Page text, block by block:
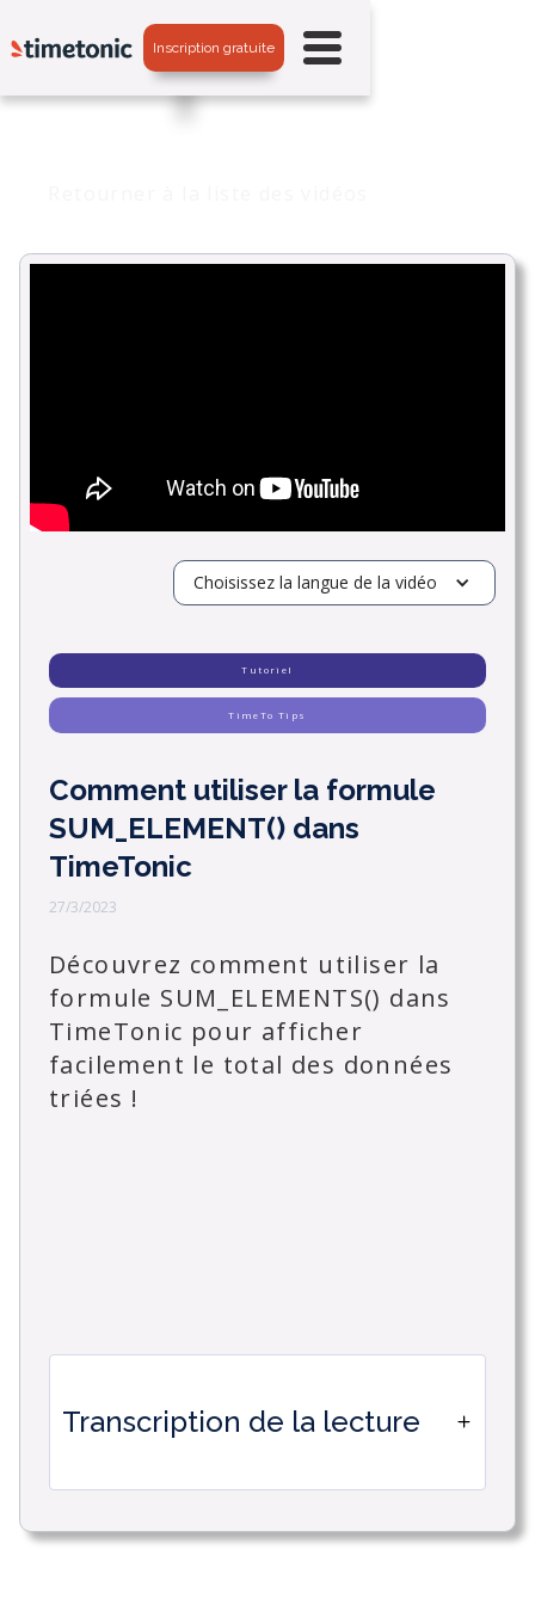
Inscription gratuite
Choisissez la langue de la vidéo
Tutoriel
TimeTo Tips
Comment utiliser la formule
SUM_ELEMENT() dans
TimeTonic
27/3/2023
Découvrez comment utiliser la
formule SUM_ELEMENTS() dans
TimeTonic pour afficher
facilement le total des données
triées !
Transcription de la lecture
allons voir comment faire la somme